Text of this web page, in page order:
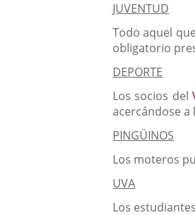
JUVENTUD
Todo aquel
obligatorio
DEPORTE
Los socios del
acercándose a
PINGÜINOS
Los moteros
UVA
Los